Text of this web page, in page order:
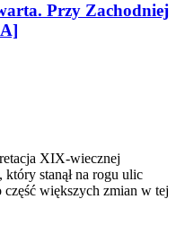
Przy Zachodniej
XIX-wiecznej
stanął na rogu ulic
większych zmian w tej